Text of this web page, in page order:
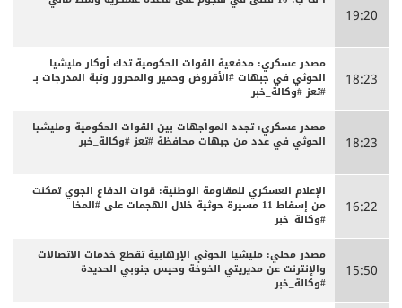
19:20
18:23
مصدر عسكري: مدفعية القوات الحكومية تدك أوكار مليشيا
الحوثي في جبهات #الأقروض وحمير والمحرور وتبة المدرجات بـ
#تعز #وكالة_خبر
18:23
مصدر عسكري: تجدد المواجهات بين القوات الحكومية ومليشيا
الحوثي في عدد من جبهات محافظة #تعز #وكالة_خبر
16:22
الإعلام العسكري للمقاومة الوطنية: قوات الدفاع الجوي تمكنت
من إسقاط 11 مسيرة حوثية خلال الهجمات على #المخا
#وكالة_خبر
15:50
مصدر محلي: مليشيا الحوثي الإرهابية تقطع خدمات الاتصالات
والإنترنت عن مديريتي الخوخة وحيس جنوبي الحديدة
#وكالة_خبر